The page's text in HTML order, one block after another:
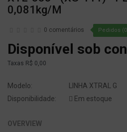
0,081kg/m
0 comentários Pedidos
Disponível sob
Taxas R$ 0,00
Modelo:
LINHA XTRAL G
Disponibilidade:
Em estoque
OVERVIEW